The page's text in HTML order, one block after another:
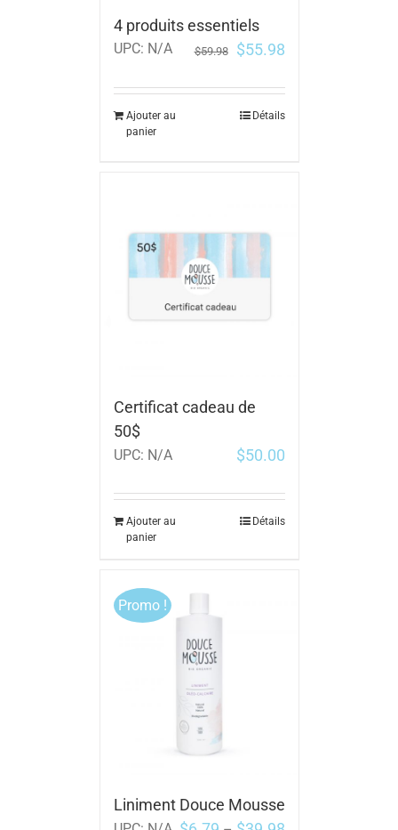
4 produits essentiels
UPC: N/A $59.98 $55.98
Ajouter au
panier
Détails
Certificat cadeau de
50$
UPC: N/A $50.00
Ajouter au
panier
Détails
Promo !
Liniment Douce Mousse